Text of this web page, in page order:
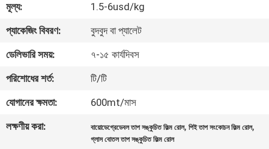
গুণমান
নিয়ন্ত্রণ
সাথে
যোগাযোগ
মূল্য:
1.5-6usd/kg
প্যাকেজিং বিবরণ:
বুদবুদ বা প্যালেট
ডেলিভারি সময়:
৭-১৫ কার্যদিবস
পরিশোধের শর্ত:
টি/টি
যোগানের ক্ষমতা:
600mt/মাস
লক্ষণীয় করা:
বায়োডেগ্রেডেবল তাপ সঙ্কুচিত ফিল্ম রোল,পিই তাপ সংকোচন ফিল্ম রোল,
গ্লাস বোতল তাপ সঙ্কুচিত ফিল্ম রোল